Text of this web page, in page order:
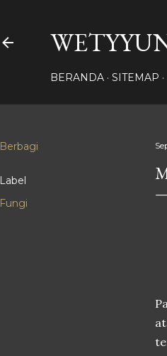
BERANDA SITEMAP
Berbagi
Label
Fungi